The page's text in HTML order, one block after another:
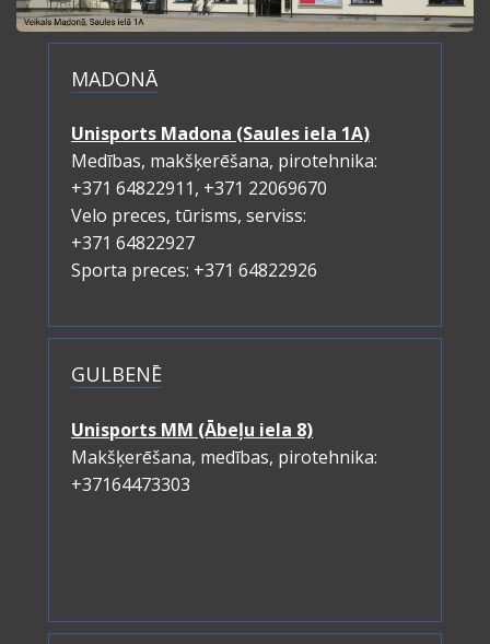
MADONĀ
Unisports Madona (Saules iela 1A)
Medības, makšķerēšana, pirotehnika:
+371 64822911, +371 22069670
Velo preces, tūrisms, serviss:
+371 64822927
Sporta preces: +371 64822926
GULBENĒ
Unisports MM (Ābeļu iela 8)
Makšķerēšana, medības, pirotehnika:
+37164473303